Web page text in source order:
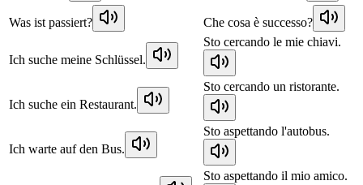
Was ist passiert? Che cosa è successo?
Ich suche meine Schlüssel.
Sto cercando le mie chiavi.
Ich suche ein Restaurant.
Sto cercando un ristorante.
Ich warte auf den Bus.
Sto aspettando l'autobus.
Sto aspettando il mio amico.